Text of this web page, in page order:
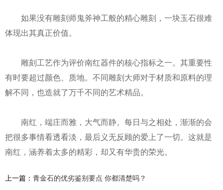
如果没有雕刻师鬼斧神工般的精心雕刻，一块玉石很难
体现出其真正价值。
雕刻工艺作为评价南红器件的核心指标之一。其重要性
有时要超过颜色、质地。不同雕刻大师对于材质和原料的理
解不同，也造就了万千不同的艺术精品。
南红，端庄而雅，大气而静。每日与之相处，渐渐的会
把很多事情看透看淡，最后义无反顾的爱上了一切。这就是
南红，涵养着太多的精彩，却又有华贵的荣光。
上一篇： 青金石的优劣鉴别要点 你都清楚吗？